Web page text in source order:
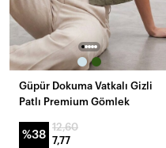
Güpür Dokuma Vatkalı Gizli
Patlı Premium Gömlek
%38
12,60
7,77